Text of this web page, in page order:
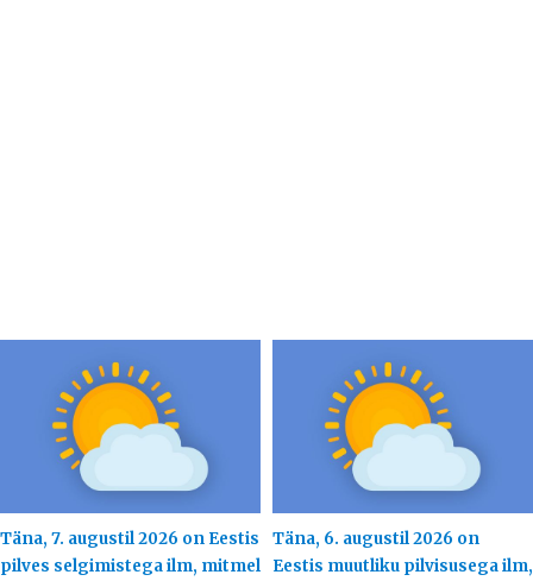
Täna, 7. augustil 2026 on Eestis
pilves selgimistega ilm, mitmel
Täna, 6. augustil 2026 on
Eestis muutliku pilvisusega ilm,